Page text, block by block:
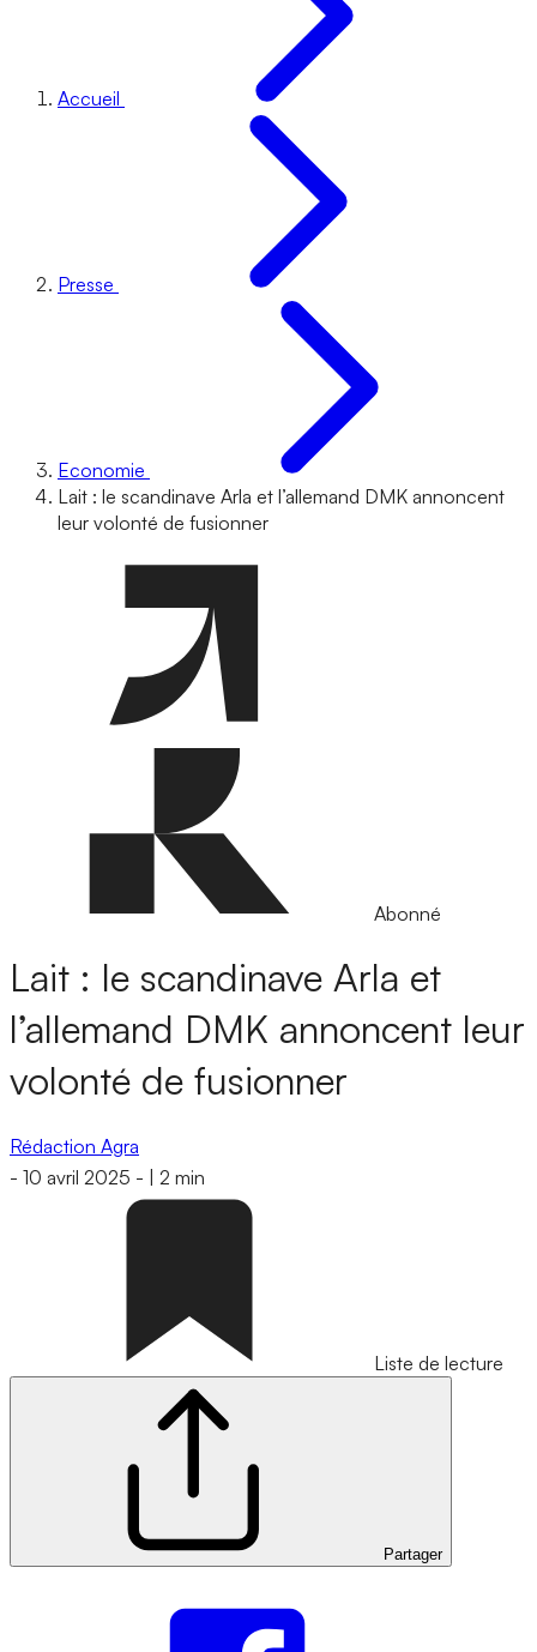
Accueil
Presse
Economie
Lait : le scandinave Arla et l’allemand DMK annoncent
leur volonté de fusionner
Abonné
Lait : le scandinave Arla et
l’allemand DMK annoncent leur
volonté de fusionner
Rédaction Agra
- 10 avril 2025 - 2 min
Liste de lecture
Partager